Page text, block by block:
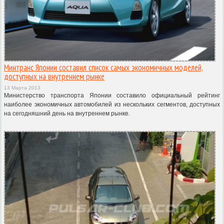
Минтранс Японии составил список самых экономичных моделей,
доступных на внутреннем рынке
13 Марта 2013
Министерство транспорта Японии составило официальный рейтинг
наиболее экономичных автомобилей из нескольких сегментов, доступных
на сегодняшний день на внутреннем рынке.